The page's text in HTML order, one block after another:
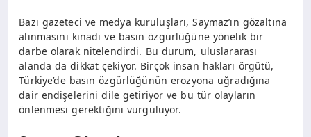
Bazı gazeteci ve medya kuruluşları, Saymaz’ın gözaltına
alınmasını kınadı ve basın özgürlüğüne yönelik bir
darbe olarak nitelendirdi. Bu durum, uluslararası
alanda da dikkat çekiyor. Birçok insan hakları örgütü,
Türkiye’de basın özgürlüğünün erozyona uğradığına
dair endişelerini dile getiriyor ve bu tür olayların
önlenmesi gerektiğini vurguluyor.